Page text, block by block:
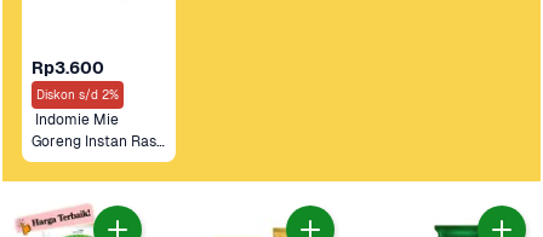
Rp3.600
Diskon s/d 2%
Indomie Mie
Goreng Instan Rasa
Rendang